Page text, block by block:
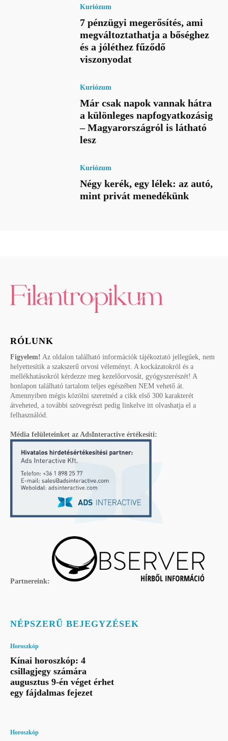
Kuriózum
7 pénzügyi megerősítés, ami
megváltoztathatja a bőséghez
és a jóléthez fűződő
viszonyodat
Kuriózum
Már csak napok vannak hátra
a különleges napfogyatkozásig
– Magyarországról is látható
lesz
Kuriózum
Négy kerék, egy lélek: az autó,
mint privát menedékünk
RÓLUNK
Figyelem! Az oldalon található információk tájékoztató jellegűek, nem
helyettesítik a szakszerű orvosi véleményt. A kockázatokról és a
mellékhatásokról kérdezze meg kezelőorvosát, gyógyszerészét! A
honlapon található tartalom teljes egészében NEM vehető át.
Amennyiben mégis közölni szeretnéd a cikk első 300 karakterét
átveheted, a további szövegrészt pedig linkelve itt olvashatja el a
felhasználód.
Média felületeinket az AdsInteractive értékesíti:
Partnereink:
NÉPSZERŰ BEJEGYZÉSEK
Horoszkóp
Kínai horoszkóp: 4
csillagjegy számára
augusztus 9-én véget érhet
egy fájdalmas fejezet
Horoszkóp